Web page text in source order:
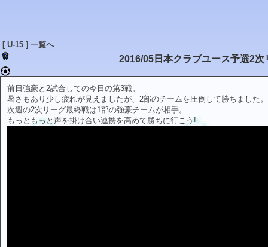
[ U-15 ] 一覧へ
2016/05日本クラブユース予選2次
前日強豪と2試合しての今日の第3戦。
暑さもあり少し疲れが見えましたが、2部のチームを圧倒して勝ちました。
次週の2次リーグ最終戦は1部の強豪チームが相手。
もっともっと声を掛け合い連携を高めて勝ちに行こう!